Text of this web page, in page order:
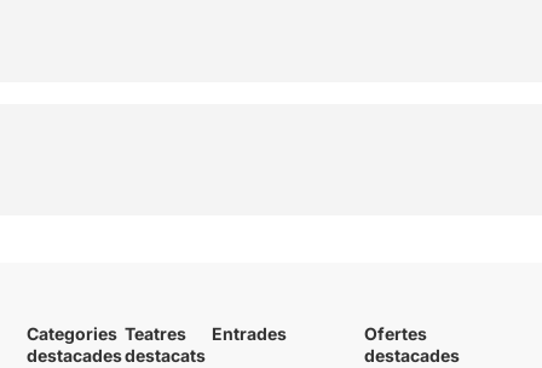
Categories
destacades
Teatres
destacats
Entrades
Ofertes
destacades